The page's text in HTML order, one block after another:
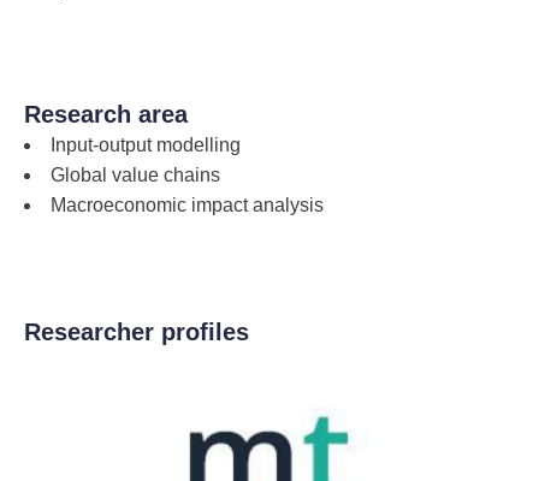
Research area
Input-output modelling
Global value chains
Macroeconomic impact analysis
Researcher profiles